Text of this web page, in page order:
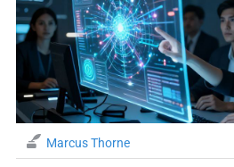
Marcus Thorne